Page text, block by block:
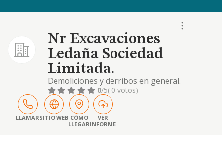
Nr Excavaciones
Ledaña Sociedad
Limitada.
Demoliciones y derribos en general.
consolidacion y preparacion de terrenos
para la construccion de edificaciones o para
la realizacion de obras civiles, incluidos
sistemas de agotamiento y dragados
0/5( 0 votos)
LLAMARSITIO WEB CÓMO
LLEGAR
VER
INFORME